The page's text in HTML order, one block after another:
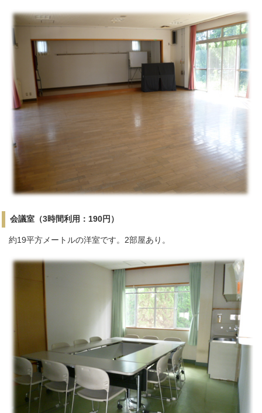
会議室（3時間利用：190円）
約19平方メートルの洋室です。2部屋あり。